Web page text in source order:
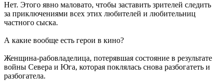
Нет. Этого явно маловато, чтобы заставить зрителей следить
за приключениями всех этих любителей и любительниц
частного сыска.
А какие вообще есть герои в кино?
Женщина-рабовладелица, потерявшая состояние в результате
войны Севера и Юга, которая поклялась снова разбогатеть и
разбогатела.